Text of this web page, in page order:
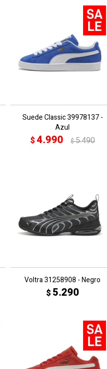
Suede Classic 39978137 -
Azul
$4.990 $5.490
Voltra 31258908 - Negro
$5.290